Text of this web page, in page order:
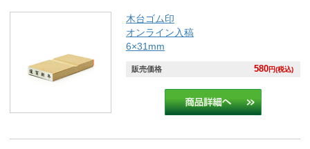
木台ゴム印
オンライン入稿
6×31mm
販売価格 580円(税込)